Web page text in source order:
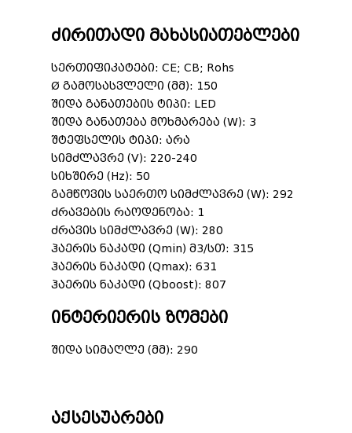
ძირითადი მახასიათებლები
სერთიფიკატები: CE; CB; Rohs
Ø გამოსასვლელი (მმ): 150
შიდა განათების ტიპი: LED
შიდა განათება მოხმარება (W): 3
შტეფსელის ტიპი: არა
სიმძლავრე (V): 220-240
სიხშირე (Hz): 50
გამწოვის საერთო სიმძლავრე (W): 292
ძრავების რაოდენობა: 1
ძრავის სიმძლავრე (W): 280
ჰაერის ნაკადი (Qmin) მ3/სთ: 315
ჰაერის ნაკადი (Qmax): 631
ჰაერის ნაკადი (Qboost): 807
ინტერიერის ზომები
შიდა სიმაღლე (მმ): 290
აქსესუარები